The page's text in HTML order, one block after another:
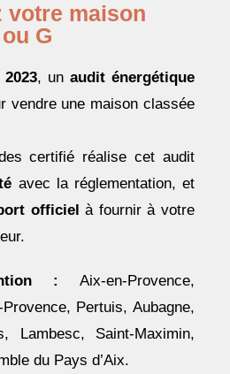
votre maison
G
, un audit énergétique
vendre une maison classée
certifié réalise cet audit
avec la réglementation, et
officiel à fournir à votre
:
Aix-en-Provence,
Pertuis, Aubagne,
Lambesc, Saint-Maximin,
du Pays d’Aix.